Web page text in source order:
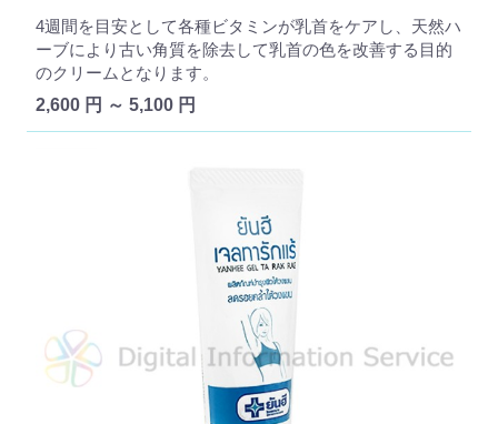
4週間を目安として各種ビタミンが乳首をケアし、天然ハ
ーブにより古い角質を除去して乳首の色を改善する目的
のクリームとなります。
2,600 円 ～ 5,100 円